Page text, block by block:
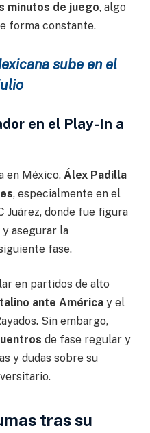
minutos de juego, algo
forma constante.
sube en el
en el Play-In a
en México, Álex Padilla
, especialmente en el
Juárez, donde fue figura
asegurar la
fase.
en partidos de alto
ante América y el
Sin embargo,
de fase regular y
y dudas sobre su
tras su